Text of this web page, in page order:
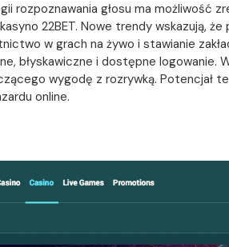
rozpoznawania głosu ma możliwość
22BET. Nowe trendy wskazują,
w grach na żywo i stawianie
błyskawiczne i dostępne logowanie.
wygodę z rozrywką. Potencjał
online.